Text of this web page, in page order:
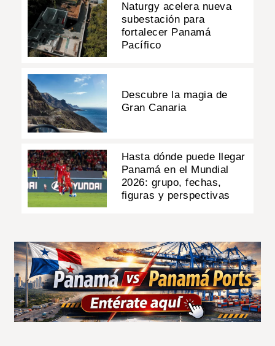
Naturgy acelera nueva
subestación para
fortalecer Panamá
Pacífico
Descubre la magia de
Gran Canaria
Hasta dónde puede llegar
Panamá en el Mundial
2026: grupo, fechas,
figuras y perspectivas